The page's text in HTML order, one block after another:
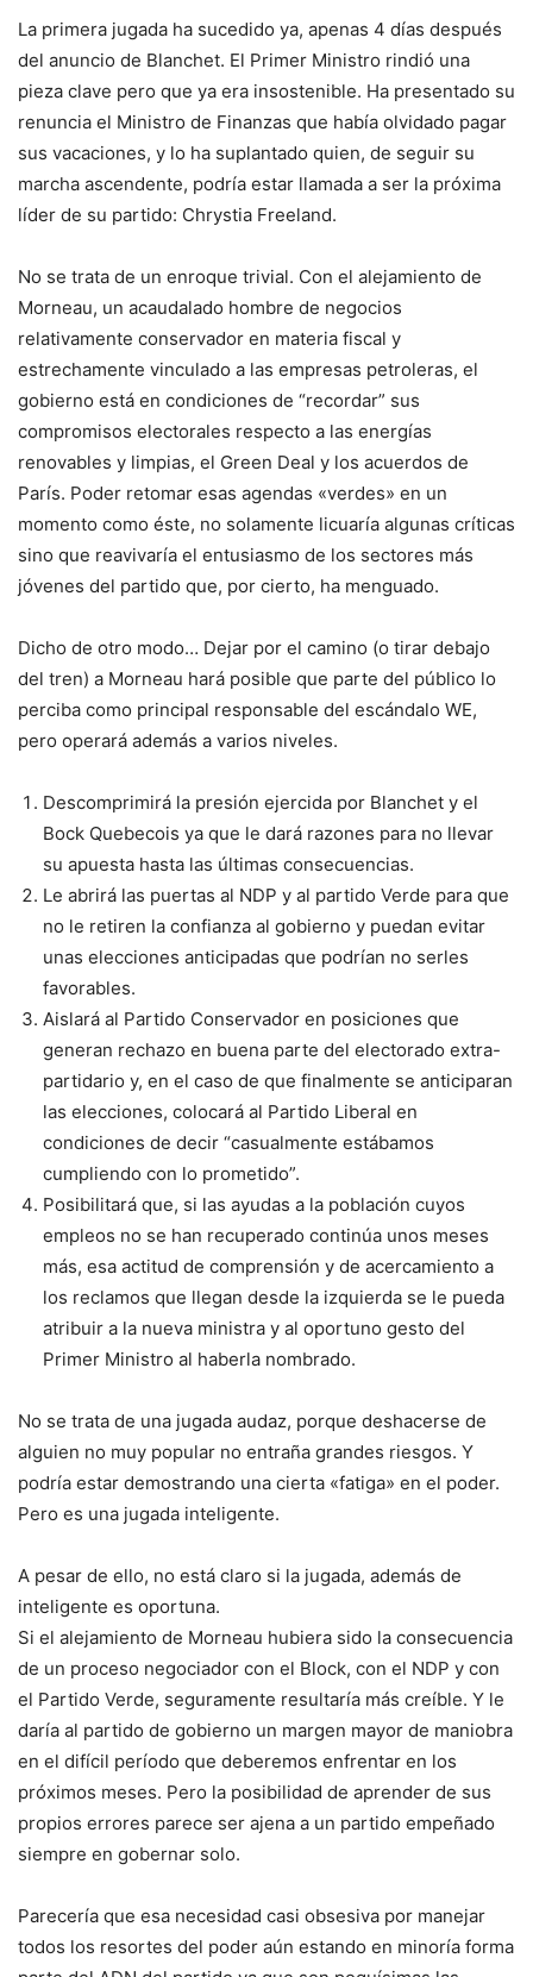
La primera jugada ha sucedido ya, apenas 4 días después
del anuncio de Blanchet. El Primer Ministro rindió una
pieza clave pero que ya era insostenible. Ha presentado su
renuncia el Ministro de Finanzas que había olvidado pagar
sus vacaciones, y lo ha suplantado quien, de seguir su
marcha ascendente, podría estar llamada a ser la próxima
líder de su partido: Chrystia Freeland.
No se trata de un enroque trivial. Con el alejamiento de
Morneau, un acaudalado hombre de negocios
relativamente conservador en materia fiscal y
estrechamente vinculado a las empresas petroleras, el
gobierno está en condiciones de “recordar” sus
compromisos electorales respecto a las energías
renovables y limpias, el Green Deal y los acuerdos de
París. Poder retomar esas agendas «verdes» en un
momento como éste, no solamente licuaría algunas críticas
sino que reavivaría el entusiasmo de los sectores más
jóvenes del partido que, por cierto, ha menguado.
Dicho de otro modo… Dejar por el camino (o tirar debajo
del tren) a Morneau hará posible que parte del público lo
perciba como principal responsable del escándalo WE,
pero operará además a varios niveles.
Descomprimirá la presión ejercida por Blanchet y el
Bock Quebecois ya que le dará razones para no llevar
su apuesta hasta las últimas consecuencias.
Le abrirá las puertas al NDP y al partido Verde para que
no le retiren la confianza al gobierno y puedan evitar
unas elecciones anticipadas que podrían no serles
favorables.
Aislará al Partido Conservador en posiciones que
generan rechazo en buena parte del electorado extra-
partidario y, en el caso de que finalmente se anticiparan
las elecciones, colocará al Partido Liberal en
condiciones de decir “casualmente estábamos
cumpliendo con lo prometido”.
Posibilitará que, si las ayudas a la población cuyos
empleos no se han recuperado continúa unos meses
más, esa actitud de comprensión y de acercamiento a
los reclamos que llegan desde la izquierda se le pueda
atribuir a la nueva ministra y al oportuno gesto del
Primer Ministro al haberla nombrado.
No se trata de una jugada audaz, porque deshacerse de
alguien no muy popular no entraña grandes riesgos. Y
podría estar demostrando una cierta «fatiga» en el poder.
Pero es una jugada inteligente.
A pesar de ello, no está claro si la jugada, además de
inteligente es oportuna.
Si el alejamiento de Morneau hubiera sido la consecuencia
de un proceso negociador con el Block, con el NDP y con
el Partido Verde, seguramente resultaría más creíble. Y le
daría al partido de gobierno un margen mayor de maniobra
en el difícil período que deberemos enfrentar en los
próximos meses. Pero la posibilidad de aprender de sus
propios errores parece ser ajena a un partido empeñado
siempre en gobernar solo.
Parecería que esa necesidad casi obsesiva por manejar
todos los resortes del poder aún estando en minoría forma